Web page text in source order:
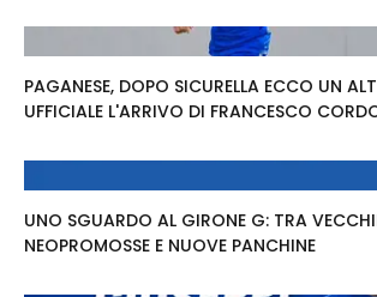
PAGANESE, DOPO SICURELLA ECCO UN
UFFICIALE L'ARRIVO DI FRANCESCO
UNO SGUARDO AL GIRONE G: TRA
NEOPROMOSSE E NUOVE PANCHINE